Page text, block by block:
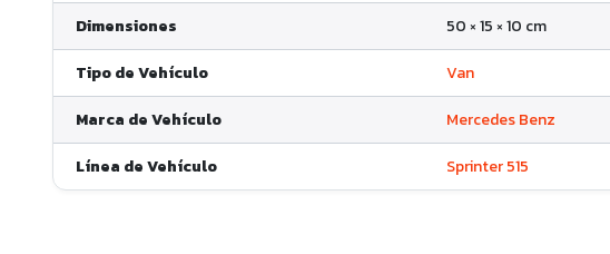
Dimensiones
50 × 15 × 10 cm
Tipo de Vehículo
Van
Marca de Vehículo
Mercedes Benz
Línea de Vehículo
Sprinter 515